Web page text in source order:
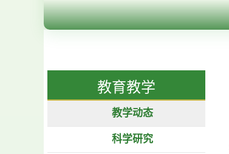
教育教学
教学动态
科学研究